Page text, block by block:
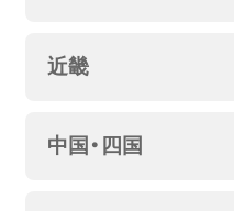
近畿
中国・四国